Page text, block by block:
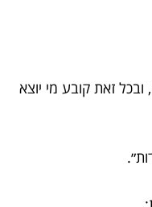
זאת קובע מי יוצא